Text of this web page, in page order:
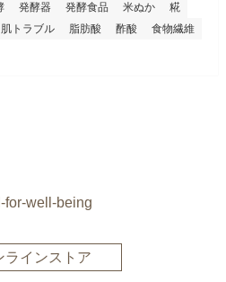
発酵器 発酵食品 米ぬか
糀
肌トラブル 脂肪酸 酢酸
食物繊維
ラインストア